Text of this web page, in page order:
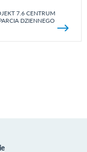
7.6 CENTRUM
DZIENNEGO